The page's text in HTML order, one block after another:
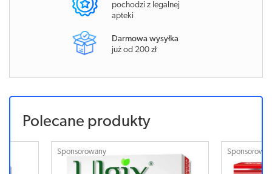
pochodzi z legalnej
apteki
Darmowa wysyłka
już od 200 zł
Polecane produkty
Sponsorowany